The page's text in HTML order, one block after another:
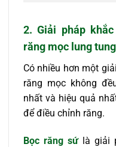
2. Giải pháp
răng mọc lung tung
Có nhiều hơn một
răng mọc không
nhất và hiệu quả
để điều chỉnh răng.
Bọc răng sứlà giải